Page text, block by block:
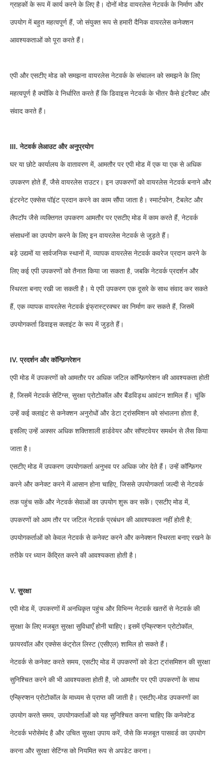
ग्राहकों के रूप में कार्य करने के लिए है। दोनों मोड वायरलेस नेटवर्क के निर्माण और
उपयोग में बहुत महत्वपूर्ण हैं, जो संयुक्त रूप से हमारी दैनिक वायरलेस कनेक्शन
आवश्यकताओं को पूरा करते हैं।
एपी और एसटीए मोड को समझना वायरलेस नेटवर्क के संचालन को समझने के लिए
महत्वपूर्ण है क्योंकि वे निर्धारित करते हैं कि डिवाइस नेटवर्क के भीतर कैसे इंटरैक्ट और
संवाद करते हैं।
III. नेटवर्क लेआउट और अनुप्रयोग
घर या छोटे कार्यालय के वातावरण में, आमतौर पर एपी मोड में एक या एक से अधिक
उपकरण होते हैं, जैसे वायरलेस राउटर। इन उपकरणों को वायरलेस नेटवर्क बनाने और
इंटरनेट एक्सेस पॉइंट प्रदान करने का काम सौंपा जाता है। स्मार्टफोन, टैबलेट और
लैपटॉप जैसे व्यक्तिगत उपकरण आमतौर पर एसटीए मोड में काम करते हैं, नेटवर्क
संसाधनों का उपयोग करने के लिए इन वायरलेस नेटवर्क से जुड़ते हैं।
बड़े उद्यमों या सार्वजनिक स्थानों में, व्यापक वायरलेस नेटवर्क कवरेज प्रदान करने के
लिए कई एपी उपकरणों को तैनात किया जा सकता है, जबकि नेटवर्क प्रदर्शन और
स्थिरता बनाए रखी जा सकती है। ये एपी उपकरण एक दूसरे के साथ संवाद कर सकते
हैं, एक व्यापक वायरलेस नेटवर्क इंफ्रास्ट्रक्चर का निर्माण कर सकते हैं, जिसमें
उपयोगकर्ता डिवाइस क्लाइंट के रूप में जुड़ते हैं।
IV. प्रदर्शन और कॉन्फ़िगरेशन
एपी मोड में उपकरणों को आमतौर पर अधिक जटिल कॉन्फ़िगरेशन की आवश्यकता होती
है, जिसमें नेटवर्क सेटिंग्स, सुरक्षा प्रोटोकॉल और बैंडविड्थ आवंटन शामिल हैं। चूंकि
उन्हें कई क्लाइंट से कनेक्शन अनुरोधों और डेटा ट्रांसमिशन को संभालना होता है,
इसलिए उन्हें अक्सर अधिक शक्तिशाली हार्डवेयर और सॉफ्टवेयर समर्थन से लैस किया
जाता है।
एसटीए मोड में उपकरण उपयोगकर्ता अनुभव पर अधिक जोर देते हैं। उन्हें कॉन्फ़िगर
करने और कनेक्ट करने में आसान होना चाहिए, जिससे उपयोगकर्ता जल्दी से नेटवर्क
तक पहुंच सकें और नेटवर्क सेवाओं का उपयोग शुरू कर सकें। एसटीए मोड में,
उपकरणों को आम तौर पर जटिल नेटवर्क प्रबंधन की आवश्यकता नहीं होती है;
उपयोगकर्ताओं को केवल नेटवर्क से कनेक्ट करने और कनेक्शन स्थिरता बनाए रखने के
तरीके पर ध्यान केंद्रित करने की आवश्यकता होती है।
V. सुरक्षा
एपी मोड में, उपकरणों में अनधिकृत पहुंच और विभिन्न नेटवर्क खतरों से नेटवर्क की
सुरक्षा के लिए मजबूत सुरक्षा सुविधाएँ होनी चाहिए। इसमें एन्क्रिप्शन प्रोटोकॉल,
फ़ायरवॉल और एक्सेस कंट्रोल लिस्ट (एसीएल) शामिल हो सकते हैं।
नेटवर्क से कनेक्ट करते समय, एसटीए मोड में उपकरणों को डेटा ट्रांसमिशन की सुरक्षा
सुनिश्चित करने की भी आवश्यकता होती है, जो आमतौर पर एपी उपकरणों के साथ
एन्क्रिप्शन प्रोटोकॉल के माध्यम से प्राप्त की जाती है। एसटीए-मोड उपकरणों का
उपयोग करते समय, उपयोगकर्ताओं को यह सुनिश्चित करना चाहिए कि कनेक्टेड
नेटवर्क भरोसेमंद है और उचित सुरक्षा उपाय करें, जैसे कि मजबूत पासवर्ड का उपयोग
करना और सुरक्षा सेटिंग्स को नियमित रूप से अपडेट करना।